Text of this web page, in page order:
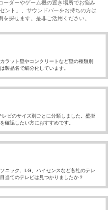
ーダーやゲーム機の置き場所でお悩み
ント」、サウンドバーをお持ちの方は
を探せます。是非ご活用ください。
ラット壁やコンクリートなど壁の種類別
製品名で細分化しています。
ビのサイズ別ごとに分類しました。壁掛
確認したい方におすすめです。
ニック、LG、ハイセンスなど各社のテレ
当てのテレビは見つかりましたか？